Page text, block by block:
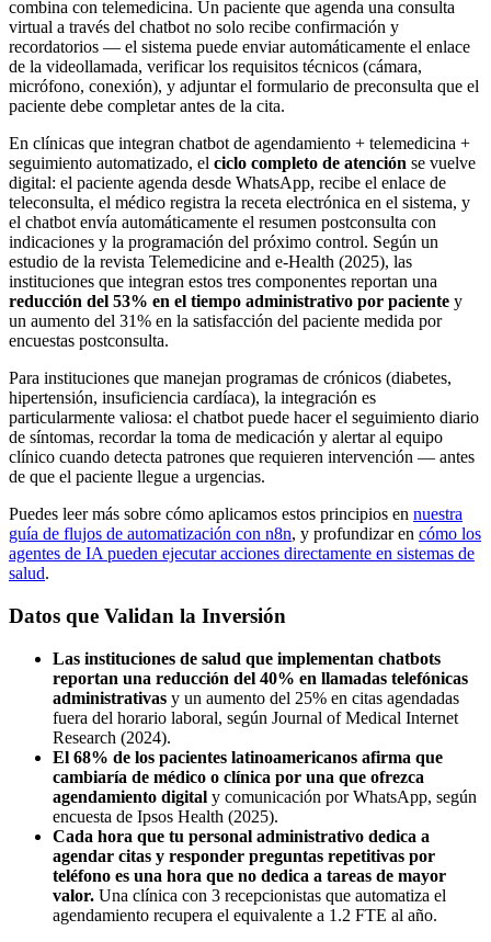
combina con telemedicina. Un paciente que agenda una consulta
virtual a través del chatbot no solo recibe confirmación y
recordatorios — el sistema puede enviar automáticamente el enlace
de la videollamada, verificar los requisitos técnicos (cámara,
micrófono, conexión), y adjuntar el formulario de preconsulta que el
paciente debe completar antes de la cita.
En clínicas que integran chatbot de agendamiento + telemedicina +
seguimiento automatizado, el ciclo completo de atención se vuelve
digital: el paciente agenda desde WhatsApp, recibe el enlace de
teleconsulta, el médico registra la receta electrónica en el sistema, y
el chatbot envía automáticamente el resumen postconsulta con
indicaciones y la programación del próximo control. Según un
estudio de la revista Telemedicine and e-Health (2025), las
instituciones que integran estos tres componentes reportan una
reducción del 53% en el tiempo administrativo por paciente y
un aumento del 31% en la satisfacción del paciente medida por
encuestas postconsulta.
Para instituciones que manejan programas de crónicos (diabetes,
hipertensión, insuficiencia cardíaca), la integración es
particularmente valiosa: el chatbot puede hacer el seguimiento diario
de síntomas, recordar la toma de medicación y alertar al equipo
clínico cuando detecta patrones que requieren intervención — antes
de que el paciente llegue a urgencias.
Puedes leer más sobre cómo aplicamos estos principios en nuestra
guía de flujos de automatización con n8n, y profundizar en cómo los
agentes de IA pueden ejecutar acciones directamente en sistemas de
salud.
Datos que Validan la Inversión
Las instituciones de salud que implementan chatbots
reportan una reducción del 40% en llamadas telefónicas
administrativas y un aumento del 25% en citas agendadas
fuera del horario laboral, según Journal of Medical Internet
Research (2024).
El 68% de los pacientes latinoamericanos afirma que
cambiaría de médico o clínica por una que ofrezca
agendamiento digital y comunicación por WhatsApp, según
encuesta de Ipsos Health (2025).
Cada hora que tu personal administrativo dedica a
agendar citas y responder preguntas repetitivas por
teléfono es una hora que no dedica a tareas de mayor
valor. Una clínica con 3 recepcionistas que automatiza el
agendamiento recupera el equivalente a 1.2 FTE al año.